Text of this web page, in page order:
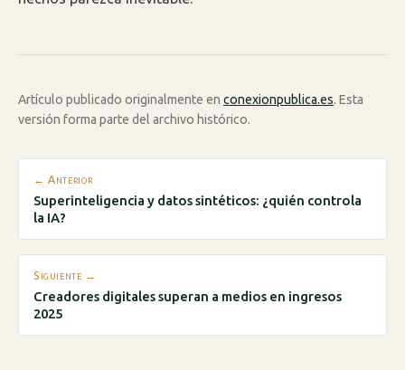
Artículo publicado originalmente en conexionpublica.es. Esta
versión forma parte del archivo histórico.
← Anterior
Superinteligencia y datos sintéticos: ¿quién controla
la IA?
Siguiente →
Creadores digitales superan a medios en ingresos
2025